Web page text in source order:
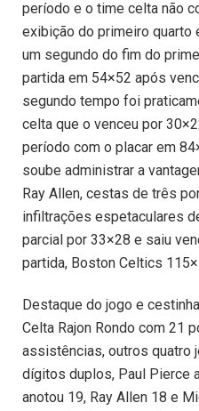
período e o time celta não
exibição do primeiro quarto
um segundo do fim do
partida em 54×52 após
segundo tempo foi
celta que o venceu por
período com o placar em
soube administrar a
Ray Allen, cestas de três
infiltrações espetaculares
parcial por 33×28 e saiu
partida, Boston Celtics
Destaque do jogo e
Celta Rajon Rondo com 21
assistências, outros quatro
dígitos duplos, Paul Pierce
anotou 19, Ray Allen 18 e